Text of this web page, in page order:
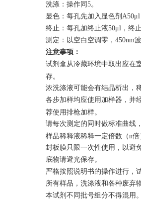
洗涤：操作同5。
显色：每孔先加入显色剂A50μl
终止：每孔加终止液50μl，终
测定：以空白空调零， 450nm
注意事项：
试剂盒从冷藏环境中取出应在
存。
浓洗涤液可能会有结晶析出，
各步加样均应使用加样器，并
荐使用排枪加样。
请每次测定的同时做标准曲线
样品稀释液稀释一定倍数（n
封板膜只限一次性使用，以避
底物请避光保存。
严格按照说明书的操作进行，
所有样品，洗涤液和各种废弃
本试剂不同批号组分不得混用